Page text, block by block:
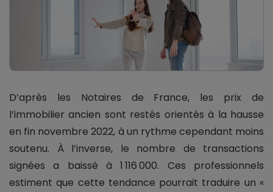
D’après les Notaires de France, les prix de
l’immobilier ancien sont restés orientés à la hausse
en fin novembre 2022, à un rythme cependant moins
soutenu. À l’inverse, le nombre de transactions
signées a baissé à 1 116 000. Ces professionnels
estiment que cette tendance pourrait traduire un «